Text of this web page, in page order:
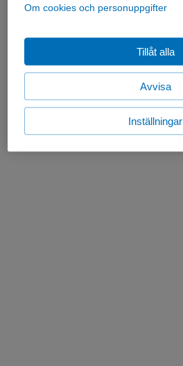
Om cookies och personuppgifter
Avvisa
Tillåt alla
Inställningar